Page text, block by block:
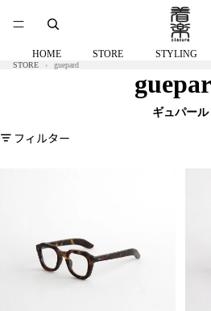
HOME STORE STYLING
STORE guepard
フィルター